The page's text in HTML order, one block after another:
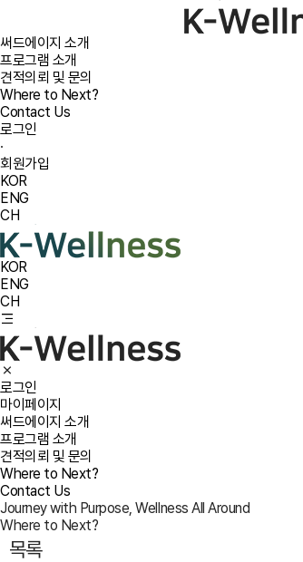
써드에이지 소개
프로그램 소개
견적의뢰 및 문의
Where to Next?
Contact Us
로그인
·
회원가입
KOR
ENG
CH
KOR
ENG
CH
로그인
마이페이지
써드에이지 소개
프로그램 소개
견적의뢰 및 문의
Where to Next?
Contact Us
Journey with Purpose, Wellness All Around
Where to Next?
목록